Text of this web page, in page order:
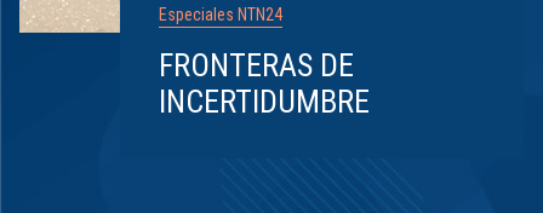
Especiales NTN24
FRONTERAS DE
INCERTIDUMBRE